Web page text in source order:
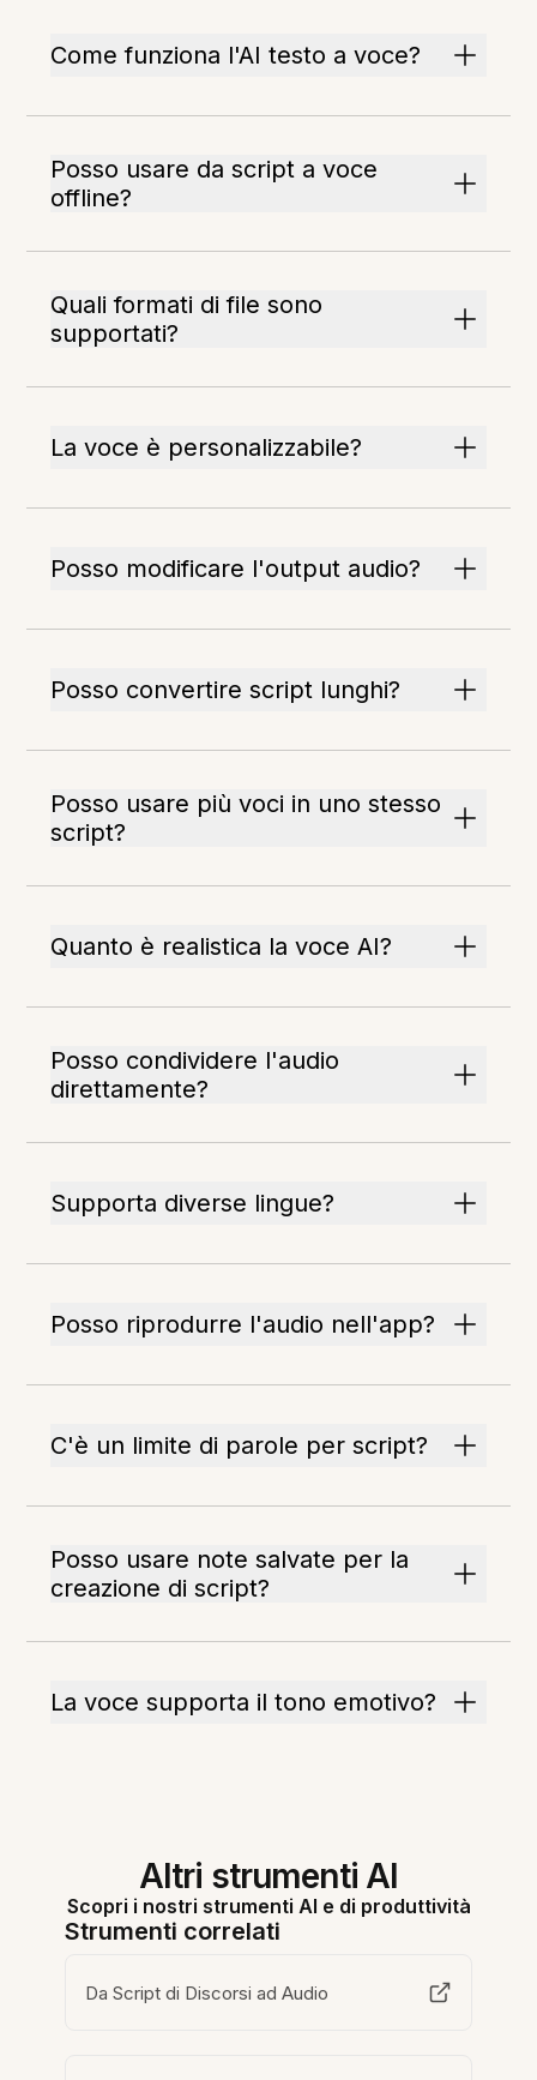
Come funziona l'AI testo a voce?
Posso usare da script a voce
offline?
Quali formati di file sono
supportati?
La voce è personalizzabile?
Posso modificare l'output audio?
Posso convertire script lunghi?
Posso usare più voci in uno stesso
script?
Quanto è realistica la voce AI?
Posso condividere l'audio
direttamente?
Supporta diverse lingue?
Posso riprodurre l'audio nell'app?
C'è un limite di parole per script?
Posso usare note salvate per la
creazione di script?
La voce supporta il tono emotivo?
Altri strumenti AI
Scopri i nostri strumenti AI e di produttività
Strumenti correlati
Da Script di Discorsi ad Audio